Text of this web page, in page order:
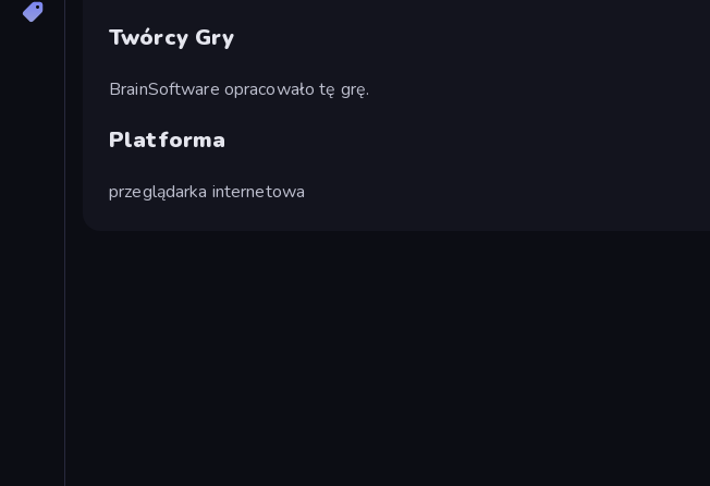
Twórcy Gry
BrainSoftware opracowało tę grę.
Platforma
przeglądarka internetowa